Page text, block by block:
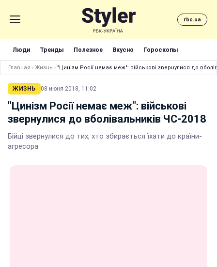
rbc.ua
Люди Тренды Полезное Вкусно Гороскопы
Главная › Жизнь › "Цинізм Росії немає меж": військові звернулися до
ЖИЗНЬ 08 июня 2018, 11:02
"Цинізм Росії немає меж": військові
звернулися до вболівальників ЧС-2018
Бійці звернулися до тих, хто збирається їхати до країни-
агресора